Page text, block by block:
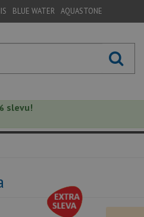
BLUE WATER AQUASTONE
slevu!